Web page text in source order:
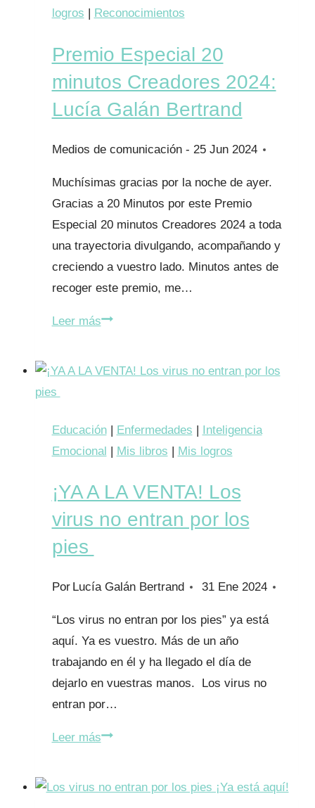
Profesional
Salud
LactApp:
Lucía
Bertrand
logros
Reconocimientos
Premio Especial 20
minutos Creadores 2024:
Lucía Galán Bertrand
25 Jun 2024
Muchísimas gracias por la noche de ayer.
Gracias a 20 Minutos por este Premio
Especial 20 minutos Creadores 2024 a toda
una trayectoria divulgando, acompañando y
creciendo a vuestro lado. Minutos antes de
recoger este premio, me…
Leer másPremio
2024:
Lucía
Bertrand
Educación| Enfermedades | Inteligencia
Emocional | Mis libros | Mis logros
¡YA A LA VENTA! Los
virus no entran por los
pies
Por Lucía Galán Bertrand 31 Ene 2024
“Los virus no entran por los pies” ya está
aquí. Ya es vuestro. Más de un año
trabajando en él y ha llegado el día de
dejarlo en vuestras manos. Los virus no
entran por…
Leer más¡YA